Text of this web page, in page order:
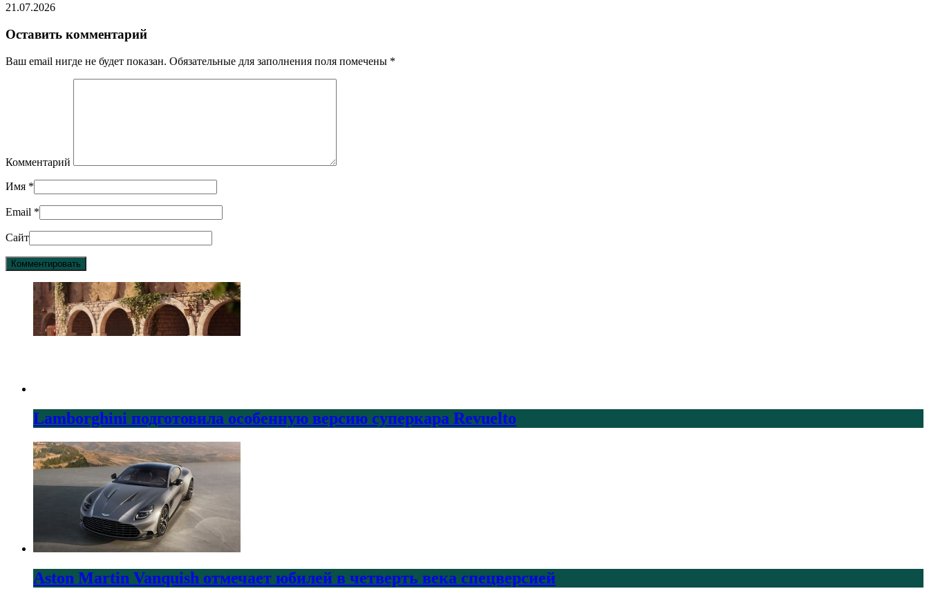
21.07.2026
Оставить комментарий
Ваш email нигде не будет показан. Обязательные для заполнения поля помечены *
Комментарий
Имя *
Email *
Сайт
Lamborghini подготовила особенную версию суперкара Revuelto
Aston Martin Vanquish отмечает юбилей в четверть века спецверсией